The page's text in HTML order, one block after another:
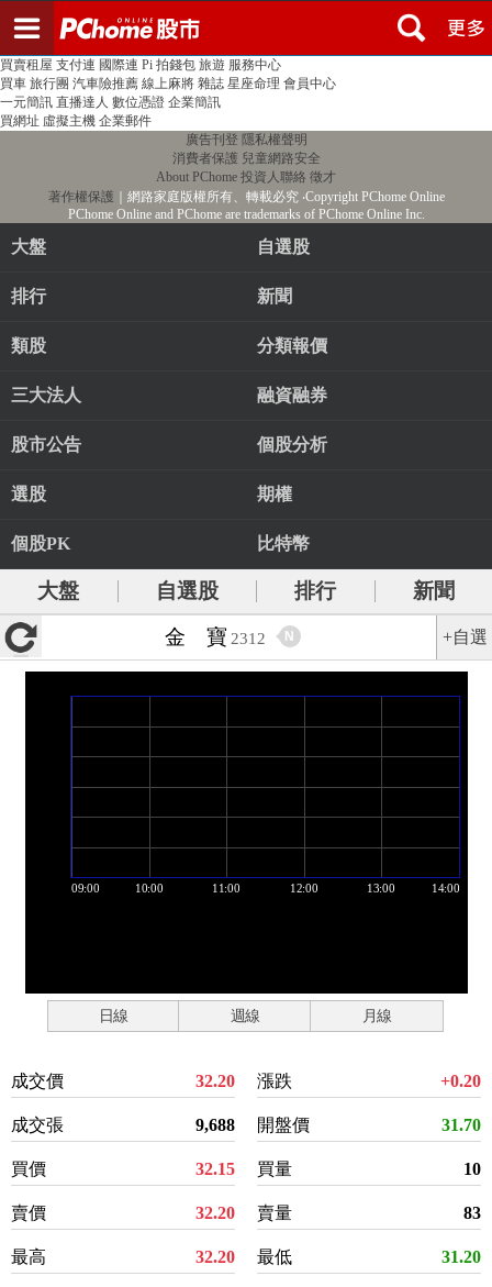
PChome首頁 線上購物 24h購物 書店
買賣租屋 支付連 國際連 Pi 拍錢包 旅遊 服務中心
買車 旅行團 汽車險推薦 線上麻將 雜誌 星座命理 會員中心
一元簡訊 直播達人 數位憑證 企業簡訊
買網址 虛擬主機 企業郵件
廣告刊登 隱私權聲明
消費者保護 兒童網路安全
About PChome 投資人聯絡 徵才
著作權保護 ｜網路家庭版權所有、轉載必究‧Copyright PChome Online
PChome Online and PChome are trademarks of PChome Online Inc.
大盤 自選股
排行 新聞
類股 分類報價
三大法人 融資融券
股市公告 個股分析
選股 期權
個股PK 比特幣
大盤 自選股 排行
新聞
金 寶 2312 N +自選
日線 週線 月線
成交價 32.20
成交張 9,688
買價 32.15
賣價 32.20
最高 32.20
漲跌 +0.20
開盤價 31.70
買量 10
賣量 83
最低 31.20